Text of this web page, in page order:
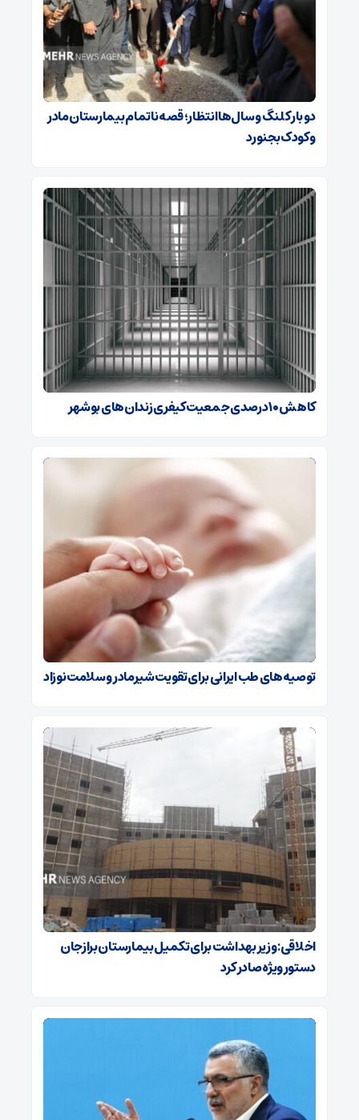
دو بار کلنگ و سال‌ها انتظار؛ قصه ناتمام بیمارستان مادر
و کودک بجنورد
کاهش ۱۰ درصدی جمعیت کیفری زندان‌های بوشهر
توصیه‌های طب ایرانی برای تقویت شیرمادر و سلامت نوزاد
اخلاقی: وزیر بهداشت برای تکمیل بیمارستان برازجان
دستور ویژه‌ صادر کرد